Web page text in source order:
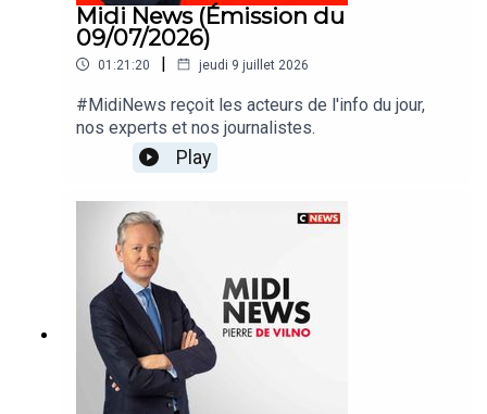
Midi News (Émission du
09/07/2026)
01:21:20 | jeudi 9 juillet 2026
#MidiNews reçoit les acteurs de l'info du jour,
nos experts et nos journalistes.
Play